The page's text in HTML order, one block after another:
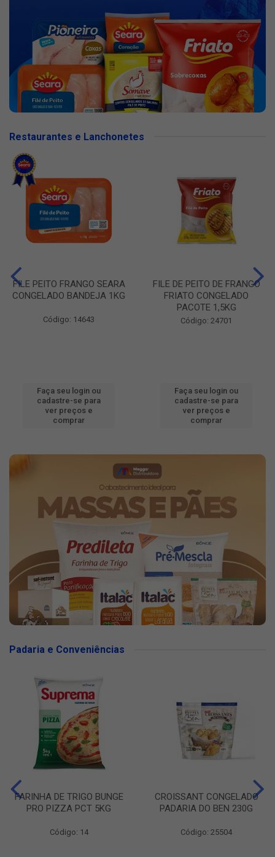
Restaurantes e Lanchonetes
FILE PEITO FRANGO SEARA
CONGELADO BANDEJA 1KG
Código: 14643
Faça seu login ou
cadastre-se para
ver preços e
comprar
FILE DE PEITO DE FRANGO
FRIATO CONGELADO
PACOTE 1,5KG
Código: 24701
Faça seu login ou
cadastre-se para
ver preços e
comprar
Padaria e Conveniências
FARINHA DE TRIGO BUNGE
PRO PIZZA PCT 5KG
Código: 14
CROISSANT CONGELADO
PADARIA DO BEN 230G
Código: 25504